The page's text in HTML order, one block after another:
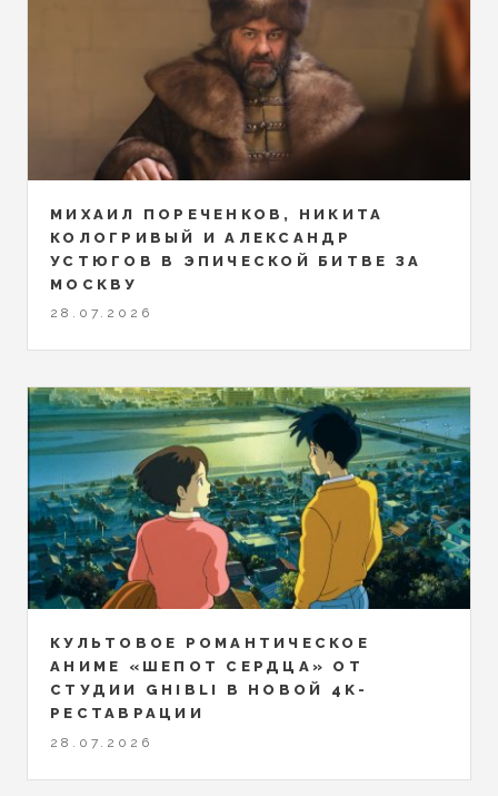
МИХАИЛ ПОРЕЧЕНКОВ, НИКИТА
КОЛОГРИВЫЙ И АЛЕКСАНДР
УСТЮГОВ В ЭПИЧЕСКОЙ БИТВЕ ЗА
МОСКВУ
28.07.2026
КУЛЬТОВОЕ РОМАНТИЧЕСКОЕ
АНИМЕ «ШЕПОТ СЕРДЦА» ОТ
СТУДИИ GHIBLI В НОВОЙ 4K-
РЕСТАВРАЦИИ
28.07.2026